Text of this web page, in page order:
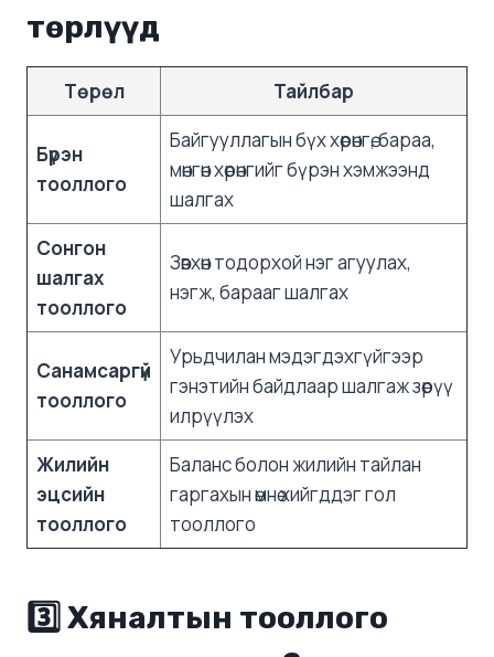
төрлүүд
Төрөл Тайлбар
Бүрэн
тооллого
Байгууллагын бүх хөрөнгө, бараа,
мөнгөн хөрөнгийг бүрэн хэмжээнд
шалгах
Сонгон
шалгах
тооллого
Зөвхөн тодорхой нэг агуулах,
нэгж, барааг шалгах
Санамсаргүй
тооллого
Урьдчилан мэдэгдэхгүйгээр
гэнэтийн байдлаар шалгаж зөрүү
илрүүлэх
Жилийн
эцсийн
тооллого
Баланс болон жилийн тайлан
гаргахын өмнө хийгддэг гол
тооллого
3️⃣ Хяналтын тооллого